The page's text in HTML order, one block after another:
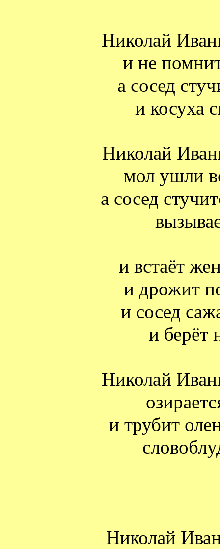
Николай
и не
а сосед
и косуха
Николай
мол ушли
а сосед
и встаёт
и дрожит
и сосед
и берёт
Николай
и трубит
Николай